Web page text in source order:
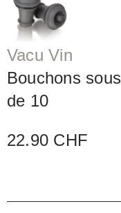
Vacu Vin
Bouchons
de 10
22.90 CHF